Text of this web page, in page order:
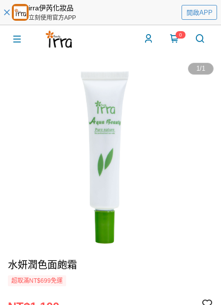
irra伊芮化妝品
立刻使用官方APP
開啟APP
0
1/1
水妍潤色面皰霜
超取滿NT$699免運